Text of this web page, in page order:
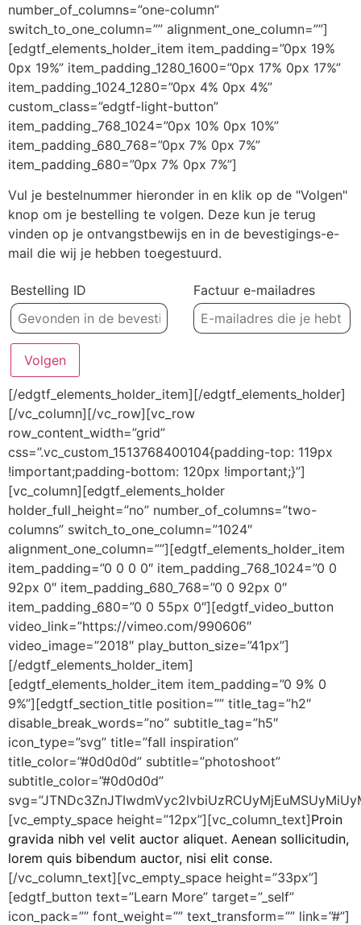
number_of_columns=”one-column”
switch_to_one_column=”” alignment_one_column=””]
[edgtf_elements_holder_item item_padding=”0px 19%
0px 19%” item_padding_1280_1600=”0px 17% 0px 17%”
item_padding_1024_1280=”0px 4% 0px 4%”
custom_class=”edgtf-light-button”
item_padding_768_1024=”0px 10% 0px 10%”
item_padding_680_768=”0px 7% 0px 7%”
item_padding_680=”0px 7% 0px 7%”]
Vul je bestelnummer hieronder in en klik op de "Volgen"
knop om je bestelling te volgen. Deze kun je terug
vinden op je ontvangstbewijs en in de bevestigings-e-
mail die wij je hebben toegestuurd.
Bestelling ID Factuur e-mailadres
Volgen
[/edgtf_elements_holder_item][/edgtf_elements_holder]
[/vc_column][/vc_row][vc_row
row_content_width=”grid”
css=”.vc_custom_1513768400104{padding-top: 119px
!important;padding-bottom: 120px !important;}”]
[vc_column][edgtf_elements_holder
holder_full_height=”no” number_of_columns=”two-
columns” switch_to_one_column=”1024″
alignment_one_column=””][edgtf_elements_holder_item
item_padding=”0 0 0 0″ item_padding_768_1024=”0 0
92px 0″ item_padding_680_768=”0 0 92px 0″
item_padding_680=”0 0 55px 0″][edgtf_video_button
video_link=”https://vimeo.com/990606″
video_image=”2018″ play_button_size=”41px”]
[/edgtf_elements_holder_item]
[edgtf_elements_holder_item item_padding=”0 9% 0
9%”][edgtf_section_title position=”” title_tag=”h2″
disable_break_words=”no” subtitle_tag=”h5″
icon_type=”svg” title=”fall inspiration”
title_color=”#0d0d0d” subtitle=”photoshoot”
subtitle_color=”#0d0d0d”
[vc_empty_space height=”12px”][vc_column_text]Proin
gravida nibh vel velit auctor aliquet. Aenean sollicitudin,
lorem quis bibendum auctor, nisi elit conse.
[/vc_column_text][vc_empty_space height=”33px”]
[edgtf_button text=”Learn More” target=”_self”
icon_pack=”” font_weight=”” text_transform=”” link=”#”]